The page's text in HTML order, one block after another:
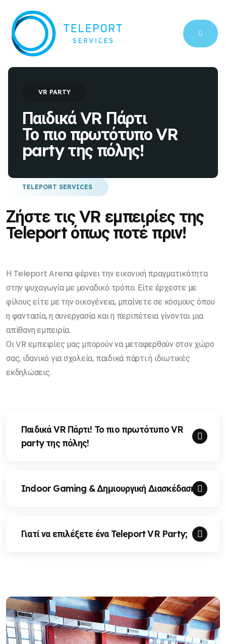
VR PARTY
Παιδικά VR Πάρτι
Το πιο πρωτότυπο VR
party της πόλης!
TELEPORT SERVICES
Ζήστε τις VR εμπειρίες της
Teleport όπως ποτέ πριν!
Η Teleport Arena φέρνει την εικονική πραγματικότητα
στην ψυχαγωγία με μοναδικό τρόπο. Είτε έρχεστε με
φίλους είτε με την οικογένεια, μπαίνετε σε κόσμους όπου
η φαντασία, η συνεργασία και η περιπέτεια γίνονται μια
απίθανη εμπειρία.
Οι VR εμπειρίες μας μπορούν να μεταφερθούν στον χώρο
σας, ιδανικό για σχολεία, παιδικά πάρτι ή ιδιωτικές
εκδηλώσεις.
Παιδικά VR Πάρτι! Το πιο πρωτότυπο VR
party της πόλης!
Indoor Gaming & Δημιουργική Διασκέδαση
Γιατί να επιλέξετε ένα Teleport VR Party;